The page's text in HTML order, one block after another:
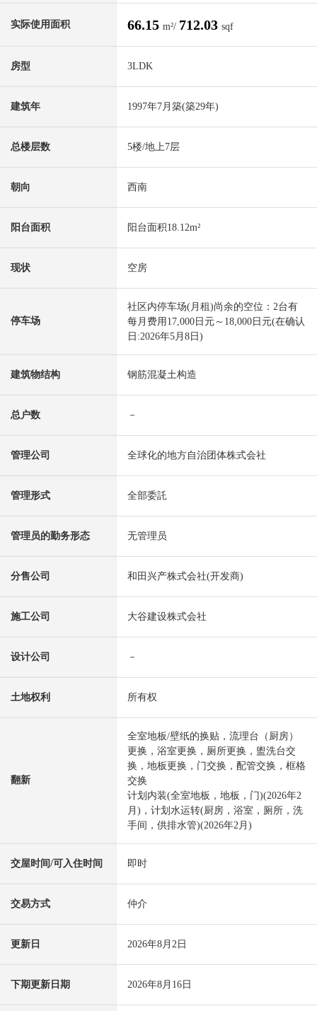
实际使用面积 66.15 m²/ 712.03 sqf
房型 3LDK
建筑年 1997年7月築(築29年)
总楼层数 5楼/地上7层
朝向 西南
阳台面积 阳台面积18.12m²
现状 空房
停车场
社区内停车场(月租)尚余的空位：2台有
每月费用17,000日元～18,000日元(在确认
日:2026年5月8日)
建筑物结构 钢筋混凝土构造
总户数 －
管理公司 全球化的地方自治团体株式会社
管理形式 全部委託
管理员的勤务形态 无管理员
分售公司 和田兴产株式会社(开发商)
施工公司 大谷建设株式会社
设计公司 －
土地权利 所有权
翻新
全室地板/壁纸的换贴，流理台（厨房）
更换，浴室更换，厕所更换，盥洗台交
换，地板更换，门交换，配管交换，框格
交换
计划内装(全室地板，地板，门)(2026年2
月)，计划水运转(厨房，浴室，厕所，洗
手间，供排水管)(2026年2月)
交屋时间/可入住时间 即时
交易方式 仲介
更新日 2026年8月2日
下期更新日期 2026年8月16日